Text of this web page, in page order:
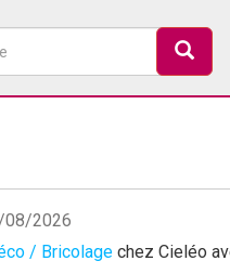
08/2026
/ Bricolage chez Cieléo